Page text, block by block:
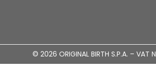
© 2026 ORIGINAL BIRTH S.P.A. – VAT